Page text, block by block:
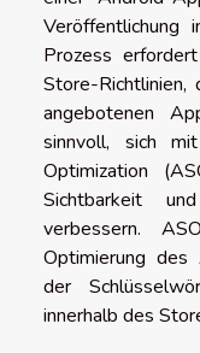
Prozess
Store-
angebotenen
sinnvoll, sich
Optimization
Sichtbarkeit
verbessern.
Optimierung des
der
innerhalb des